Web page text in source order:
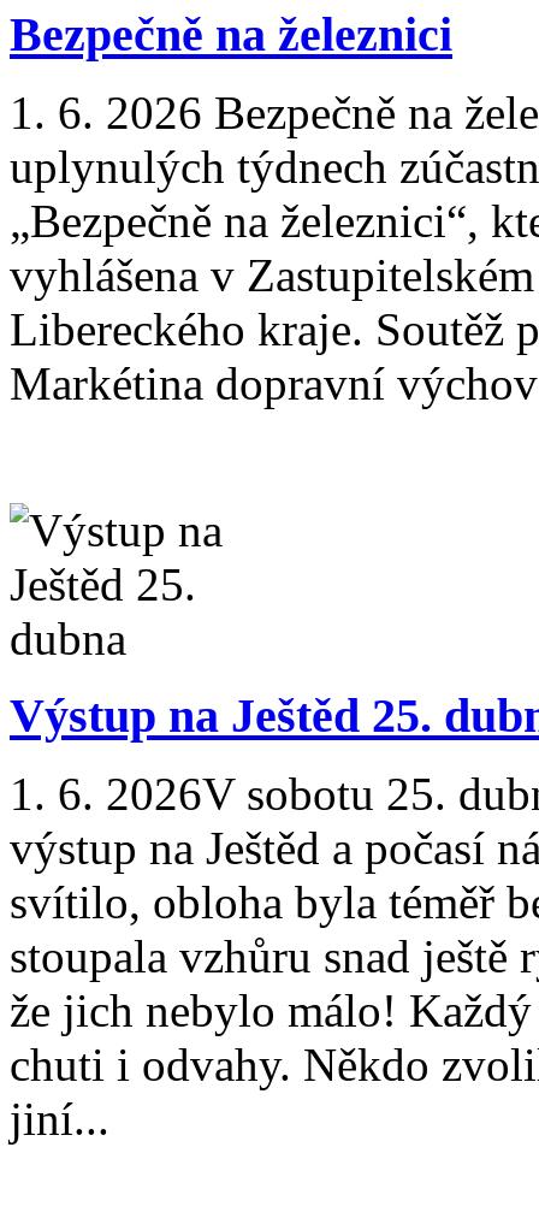
Bezpečně na železnici
1. 6. 2026 Bezpečně na
uplynulých týdnech
„Bezpečně na železnici“,
vyhlášena v
Libereckého kraje. Soutěž
Markétina dopravní
Výstup na Ještěd 25.
1. 6. 2026V sobotu 25.
výstup na Ještěd a počasí
svítilo, obloha byla téměř
stoupala vzhůru snad
že jich nebylo málo!
chuti i odvahy. Někdo
jiní...